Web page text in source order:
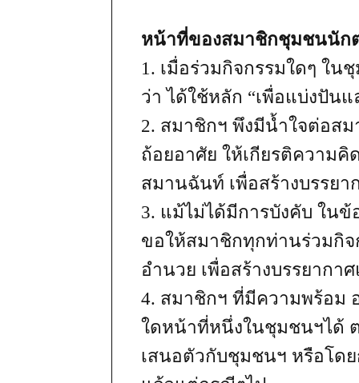
หน้าที่ของสมาชิกชุมชนนัก
1. เมื่อร่วมกิจกรรมใดๆ ใ
ว่า ได้ใช้หลัก “เพื่อแบ่งปัน
2. สมาชิกฯ พึงมีน้ำใจต่อส
ถ้อยอาศัย ให้เกียรติความ
สมานฉันท์ เพื่อสร้างบรรย
3. แม้ไม่ได้มีการบังคับ ใน
ขอให้สมาชิกทุกท่านร่วมกิ
อำนวย เพื่อสร้างบรรยาก
4. สมาชิกฯ ที่มีความพร้อม
ใดหน้าที่หนึ่งในชุมชนฯได้
เสนอตัวกับชุมชนฯ หรือโด